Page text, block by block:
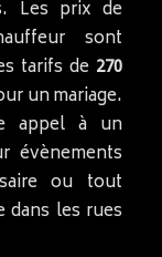
Les prix de
sont
tarifs de 270
un mariage.
appel à un
évènements
ou tout
dans les rues